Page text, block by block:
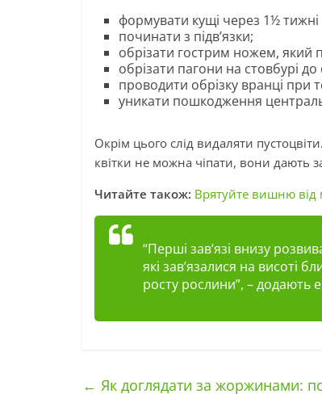
формувати кущі через 1½ тижні
починати з підв’язки;
обрізати гострим ножем, який
обрізати пагони на стовбурі
проводити обрізку вранці при
уникати пошкодження
Окрім цього слід видаляти
квітки не можна чіпати, вони дають
Читайте також: Врятуйте вишню від
“Перші зав’язі внизу
які зав’язалися на висоті
росту рослини”, – додають
← Як доглядати за жоржинами: